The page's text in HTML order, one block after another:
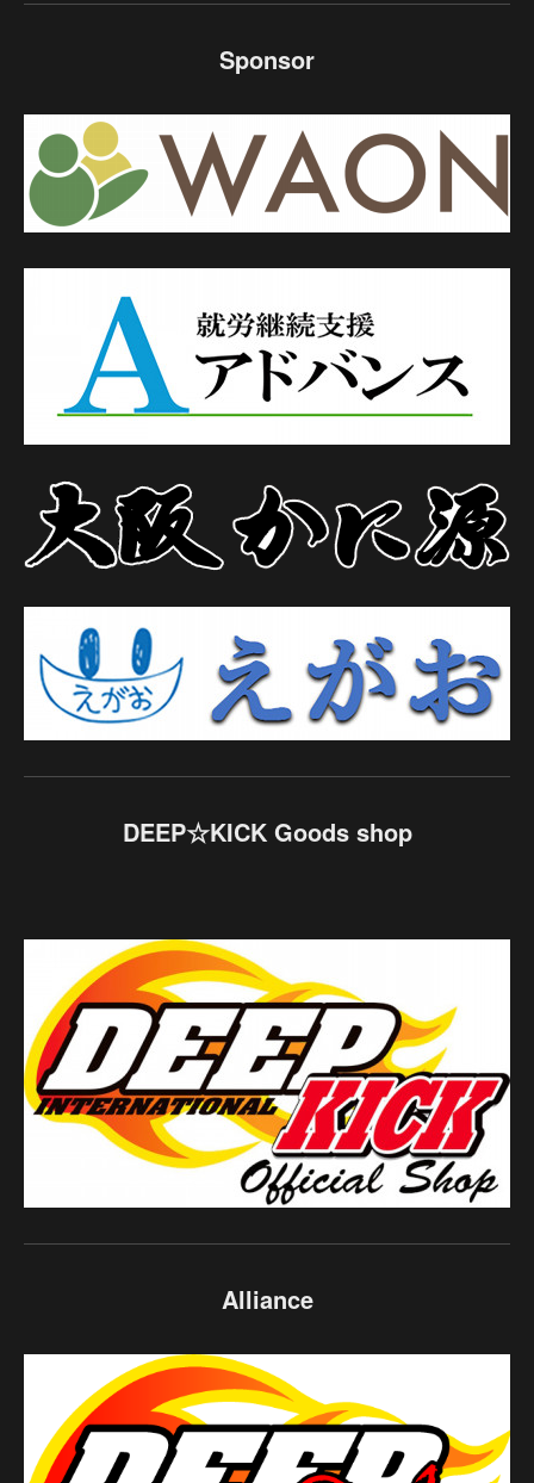
Sponsor
DEEP☆KICK Goods shop
Alliance